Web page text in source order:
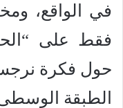
في الواقع،
فقط على
حول فكرة
الطبقة